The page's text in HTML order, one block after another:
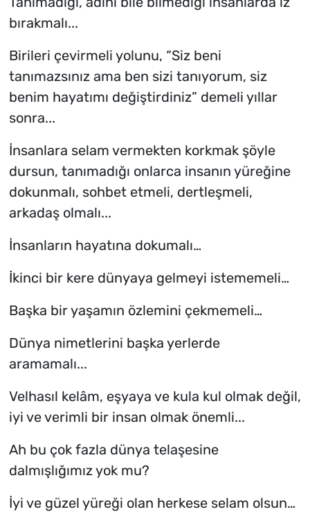
bırakmalı...
Birileri çevirmeli yolunu, “Siz beni
tanımazsınız ama ben sizi tanıyorum, siz
benim hayatımı değiştirdiniz” demeli yıllar
sonra...
İnsanlara selam vermekten korkmak şöyle
dursun, tanımadığı onlarca insanın yüreğine
dokunmalı, sohbet etmeli, dertleşmeli,
arkadaş olmalı...
İnsanların hayatına dokumalı…
İkinci bir kere dünyaya gelmeyi istememeli…
Başka bir yaşamın özlemini çekmemeli…
Dünya nimetlerini başka yerlerde
aramamalı...
Velhasıl kelâm, eşyaya ve kula kul olmak değil,
iyi ve verimli bir insan olmak önemli...
Ah bu çok fazla dünya telaşesine
dalmışlığımız yok mu?
İyi ve güzel yüreği olan herkese selam olsun…